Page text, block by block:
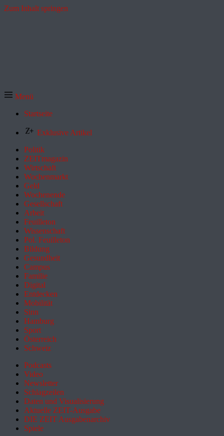
Zum Inhalt springen
Menü
Startseite
Exklusive Artikel
Politik
ZEITmagazin
Wirtschaft
Wochenmarkt
Geld
Wochenende
Gesellschaft
Arbeit
Feuilleton
Wissenschaft
Pol. Feuilleton
Bildung
Gesundheit
Campus
Familie
Digital
Entdecken
Mobilität
Sinn
Hamburg
Sport
Österreich
Schweiz
Podcasts
Video
Newsletter
Schlagzeilen
Daten und Visualisierung
Aktuelle ZEIT-Ausgabe
DIE ZEIT Ausgabenarchiv
Spiele